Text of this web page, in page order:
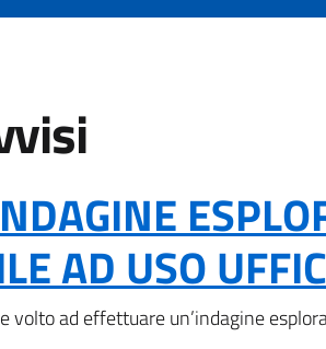
AD USO
volto ad effettuare un’indagine